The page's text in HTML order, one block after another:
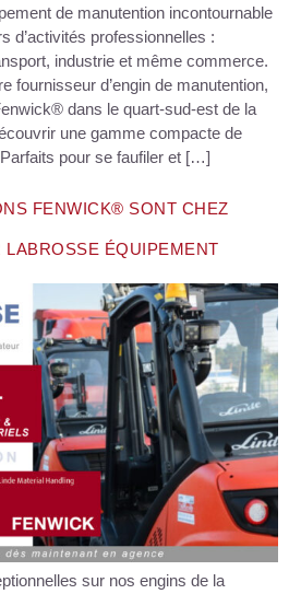
de manutention incontournable
d’activités professionnelles :
industrie et même commerce.
fournisseur d’engin de manutention,
dans le quart-sud-est de la
une gamme compacte de
pour se faufiler et […]
FENWICK® SONT CHEZ
ÉQUIPEMENT
sur nos engins de la